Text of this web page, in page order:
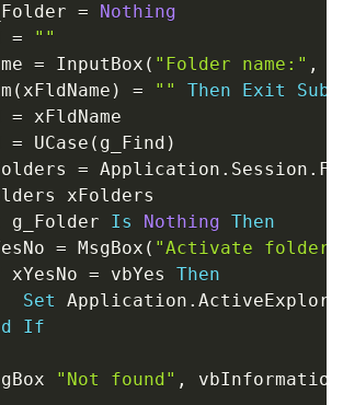
=
Nothing
=
""
= InputBox ( "Folder name:" ,
( xFldName ) = "" Then Exit
Sub
= xFldName
= UCase ( g_Find )
= Application . Session .
g_Folder Is Nothing Then
= MsgBox ( "Activate
xYesNo = vbYes Then
Set Application .
If
"Not found" , vbInformation